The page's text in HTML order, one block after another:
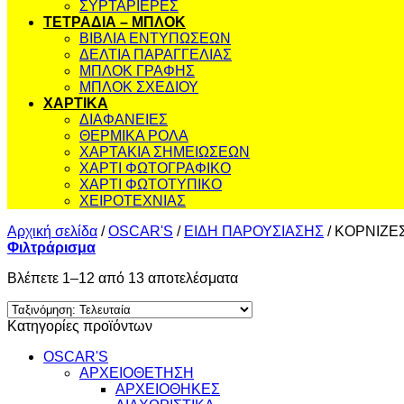
ΣΥΡΤΑΡΙΕΡΕΣ
ΤΕΤΡΑΔΙΑ – ΜΠΛΟΚ
ΒΙΒΛΙΑ ΕΝΤΥΠΩΣΕΩΝ
ΔΕΛΤΙΑ ΠΑΡΑΓΓΕΛΙΑΣ
ΜΠΛΟΚ ΓΡΑΦΗΣ
ΜΠΛΟΚ ΣΧΕΔΙΟΥ
ΧΑΡΤΙΚΑ
ΔΙΑΦΑΝΕΙΕΣ
ΘΕΡΜΙΚΑ ΡΟΛΑ
ΧΑΡΤΑΚΙΑ ΣΗΜΕΙΩΣΕΩΝ
ΧΑΡΤΙ ΦΩΤΟΓΡΑΦΙΚΟ
ΧΑΡΤΙ ΦΩΤΟΤΥΠΙΚΟ
ΧΕΙΡΟΤΕΧΝΙΑΣ
Αρχική σελίδα / OSCAR'S / ΕΙΔΗ ΠΑΡΟΥΣΙΑΣΗΣ /
Φιλτράρισμα
Βλέπετε 1–12 από 13 αποτελέσματαSorted
latest
Κατηγορίες προϊόντων
OSCAR'S
ΑΡΧΕΙΟΘΕΤΗΣΗ
ΑΡΧΕΙΟΘΗΚΕΣ